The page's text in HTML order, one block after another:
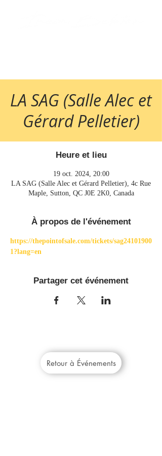
LA SAG (Salle Alec et
Gérard Pelletier)
Heure et lieu
19 oct. 2024, 20:00
LA SAG (Salle Alec et Gérard Pelletier), 4c Rue
Maple, Sutton, QC J0E 2K0, Canada
À propos de l'événement
https://thepointofsale.com/tickets/sag24101900
1?lang=en
Partager cet événement
Retour à Événements